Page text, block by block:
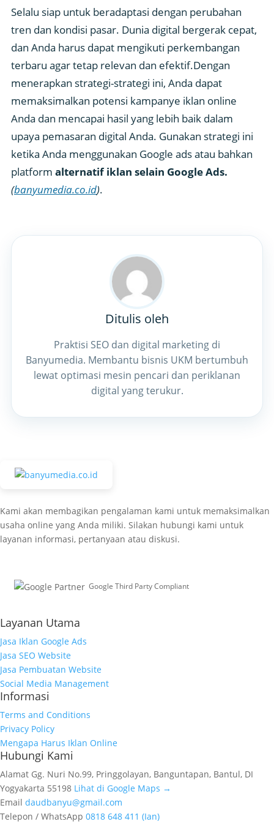
Selalu siap untuk beradaptasi dengan perubahan
tren dan kondisi pasar. Dunia digital bergerak cepat,
dan Anda harus dapat mengikuti perkembangan
terbaru agar tetap relevan dan efektif.Dengan
menerapkan strategi-strategi ini, Anda dapat
memaksimalkan potensi kampanye iklan online
Anda dan mencapai hasil yang lebih baik dalam
upaya pemasaran digital Anda. Gunakan strategi ini
ketika Anda menggunakan Google ads atau bahkan
platform alternatif iklan selain Google Ads.
(banyumedia.co.id).
Ditulis oleh
Praktisi SEO dan digital marketing di
Banyumedia. Membantu bisnis UKM bertumbuh
lewat optimasi mesin pencari dan periklanan
digital yang terukur.
Kami akan membagikan pengalaman kami untuk memaksimalkan
usaha online yang Anda miliki. Silakan hubungi kami untuk
layanan informasi, pertanyaan atau diskusi.
Google Third Party Compliant
Layanan Utama
Jasa Iklan Google Ads
Jasa SEO Website
Jasa Pembuatan Website
Social Media Management
Informasi
Terms and Conditions
Privacy Policy
Mengapa Harus Iklan Online
Hubungi Kami
Alamat Gg. Nuri No.99, Pringgolayan, Banguntapan, Bantul, DI
Yogyakarta 55198 Lihat di Google Maps →
Email daudbanyu@gmail.com
Telepon / WhatsApp 0818 648 411 (Ian)